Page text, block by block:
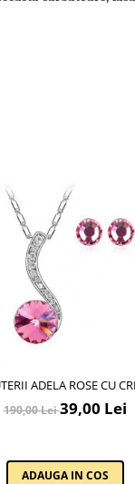
ADELA ROSE CU
GARANTIE 6 LUNI
190,00 Lei39,00 Lei
ADAUGA IN COS